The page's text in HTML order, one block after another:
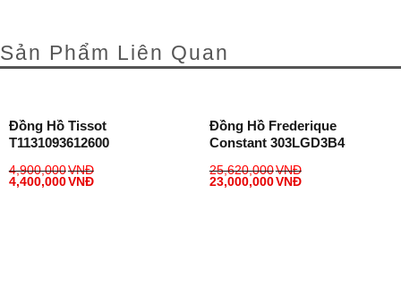
Sản Phẩm Liên Quan
Đồng Hồ Tissot
T1131093612600
4,900,000VNĐ
4,400,000VNĐ
Đồng Hồ Frederique
Constant 303LGD3B4
25,620,000VNĐ
23,000,000VNĐ